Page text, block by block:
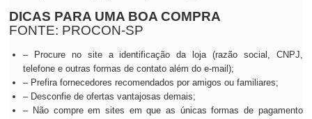
DICAS PARA UMA BOA COMPRA
FONTE: PROCON-SP
– Procure no site a identificação da loja (razão social, CNPJ,
telefone e outras formas de contato além do e-mail);
– Prefira fornecedores recomendados por amigos ou familiares;
– Desconfie de ofertas vantajosas demais;
– Não compre em sites em que as únicas formas de pagamento